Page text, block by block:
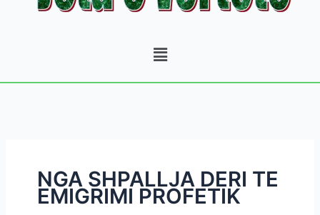
Menu
NGA SHPALLJA DERI TE
EMIGRIMI PROFETIK